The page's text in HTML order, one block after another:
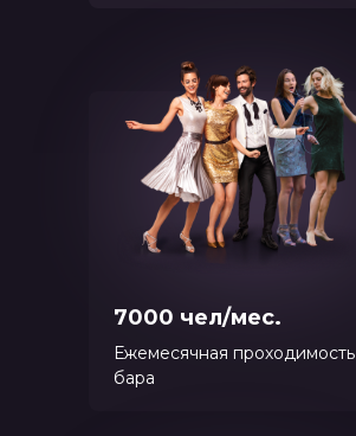
7000 чел/мес.
Ежемесячная проходимость
бара